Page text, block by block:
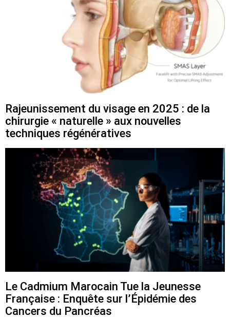
Rajeunissement du visage en 2025 : de la
chirurgie « naturelle » aux nouvelles
techniques régénératives
Le Cadmium Marocain Tue la Jeunesse
Française : Enquête sur l’Épidémie des
Cancers du Pancréas